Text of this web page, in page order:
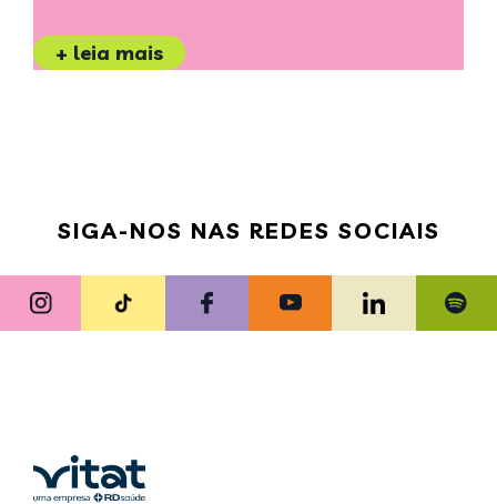
+ leia mais
SIGA-NOS NAS REDES SOCIAIS